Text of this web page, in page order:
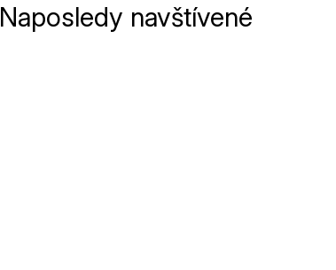
Naposledy navštívené